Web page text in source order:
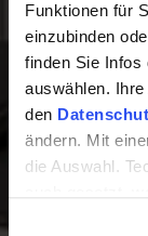
Funktionen für
einzubinden
finden Sie Infos
auswählen.
den
ändern. Mit
die Auswahl.